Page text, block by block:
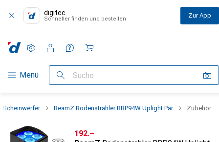
digitec
Schneller finden und bestellen Zur App
Navigation nach Kategorien
Menü Suche
Einstellungen
Kundenkonto
Vergleichslisten
Merklisten
Warenkorb
Scheinwerfer BeamZ Bodenstrahler BBP94W Uplight Par Zubehör
CHF
192.–